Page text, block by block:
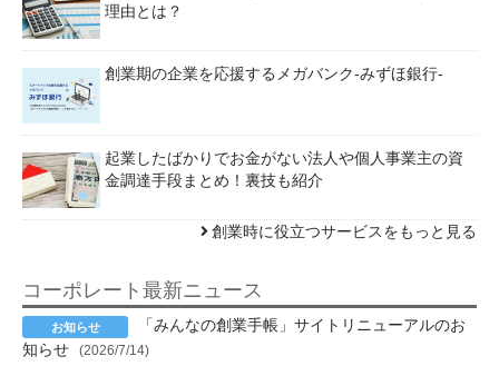
理由とは？
創業期の企業を応援するメガバンク-みずほ銀行-
起業したばかりでお金がない法人や個人事業主の資
金調達手段まとめ！裏技も紹介
創業時に役立つサービスをもっと見る
コーポレート最新ニュース
「みんなの創業手帳」サイトリニューアルのお
知らせ
(2026/7/14)